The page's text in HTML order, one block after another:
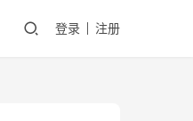
登录 注册